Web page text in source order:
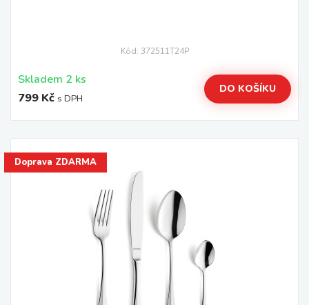
Kód: 372511T24P
Skladem 2 ks
799 Kč s DPH
DO KOŠÍKU
Doprava ZDARMA